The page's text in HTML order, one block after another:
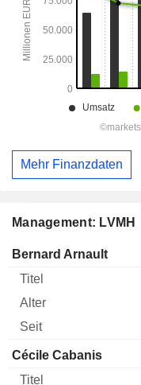
Management: LVMH
Manager Titel Alter
Bernard Arnault
Cécile Cabanis
Mehr Finanzdaten